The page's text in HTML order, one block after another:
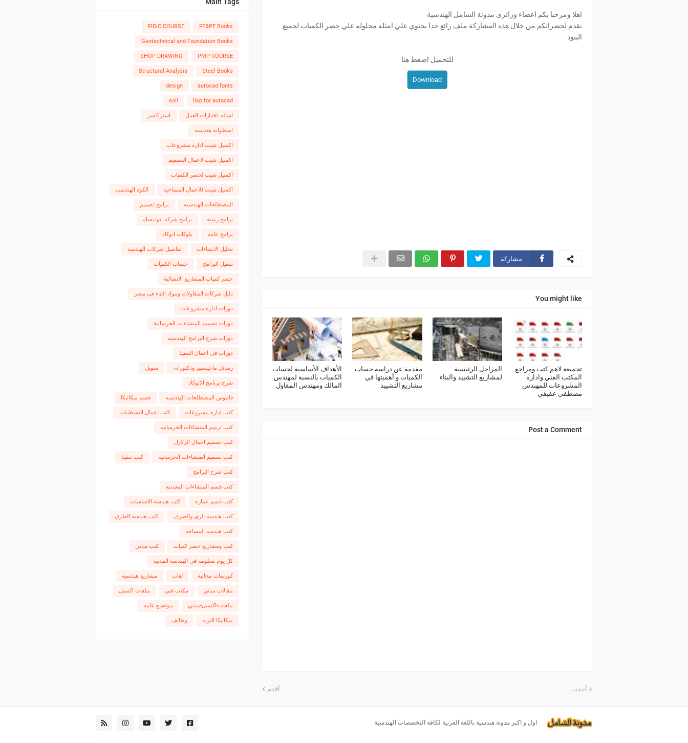
اهلا ومرحبا بكم اعضاء وزائرى مدونة الشامل الهندسية
نقدم لحضراتكم من خلال هذه المشاركة ملف رائع جدا يحتوي علي امثله محلوله علي حصر الكميات لجميع
البنود
للتحميل اضغط هنا
مشاركة
You might like
تجميعه لاهم كتب ومراجع
المكتب الفني واداره
المشروعات للمهندس
مصطفي عفيفي
المراحل الرئيسية
لمشاريع التشييد والبناء
مقدمة عن دراسه حساب
الكميات و أهميتها في
مشاريع التشييد
الأهداف الأساسية لحساب
الكميات بالنسبة لمهندس
المالك ومهندس المقاول
Post a Comment
أحدث أقدم
FE&PE Books
FIDIC COURSE
Geotechnical and Foundation Books
PMP COURSE
SHOP DRAWING
Steel Books
Structural Analysis
autocad fonts
design
lisp for autocad
soil
اسئله اختبارات العمل استراكشر
اسطوانه هندسيه
اكسيل شيت اداره مشروعات
اكسيل شيت لاعمال التصميم
اكسيل شيت لحصر الكميات
اكسيل شيت للاعمال المساحيه الكود الهندسى
المصطلحات الهندسيه برامج تصميم
برامج زمنيه برامج شركه اتوديسك
برامج عامه بلوكات اتوكاد
تحليل الانشاءات تفاصيل شركات الهندسه
تفعيل البرامج حساب الكميات
حصر كميات المشاريع الانشائية
دليل شركات المقاولات ومواد البناء فى مصر
دورات اداره مشروعات
دورات تصميم المنشاءات الخرسانية
دورات شرح البرامج الهندسيه
دورات فى اعمال التنفيذ
رسائل ماجيستير ودكتوراه، سويل
شرح برنامج الاتوكاد
قاموس المصطلحات الهندسيه قسم ميكانيكا
كتب اداره مشروعات كتب اعمال التشطيبات
كتب ترميم المنشاءات الخرسانيه
كتب تصميم احمال الزلازل
كتب تصميم المنشاءات الخرسانيه كتب تنفيذ
كتب شرح البرامج
كتب قسم المنشاءات المعدنيه
كتب قسم عماره كتب هندسه الاساسات
كتب هندسه الرى والصرف كتب هندسه الطرق
كتب هندسه المساحه
كتب ومشاريع حصر كميات كتب-مدني
كل يوم معلومه في الهندسه المدنيه
كورسات مجانية لغات مشاريع هندسيه
مقالات مدني مكتب فني ملفات اكسيل
ملفات-اكسيل-مدني مواضيع عامه
ميكانيكا التربه وظائف
اول و اكبر مدونة هندسية باللغة العربية لكافة التخصصات الهندسية